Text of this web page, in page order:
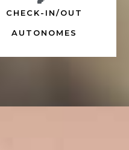
CHECK-IN/OUT
AUTONOMES